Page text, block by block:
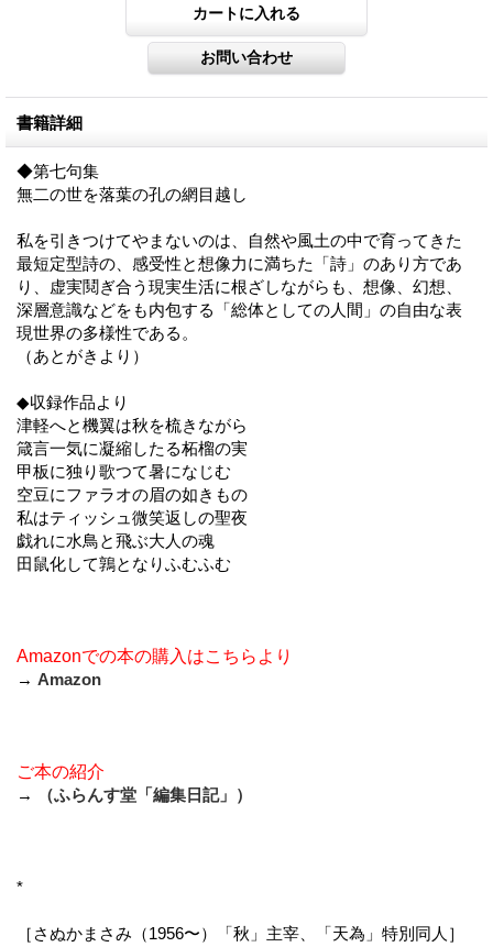
書籍詳細
◆第七句集
無二の世を落葉の孔の網目越し
私を引きつけてやまないのは、自然や風土の中で育ってきた
最短定型詩の、感受性と想像力に満ちた「詩」のあり方であ
り、虚実鬩ぎ合う現実生活に根ざしながらも、想像、幻想、
深層意識などをも内包する「総体としての人間」の自由な表
現世界の多様性である。
（あとがきより）
◆収録作品より
津軽へと機翼は秋を梳きながら
箴言一気に凝縮したる柘榴の実
甲板に独り歌つて暑になじむ
空豆にファラオの眉の如きもの
私はティッシュ微笑返しの聖夜
戯れに水鳥と飛ぶ大人の魂
田鼠化して鶉となりふむふむ
Amazonでの本の購入はこちらより
→ Amazon
ご本の紹介
→
（ふらんす堂「編集日記」）
*
［さぬかまさみ（1956〜）「秋」主宰、「天為」特別同人］